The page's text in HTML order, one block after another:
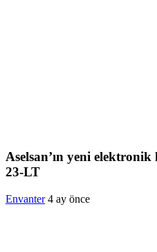
Aselsan’ın yeni
23-LT
Envanter 4 ay önce